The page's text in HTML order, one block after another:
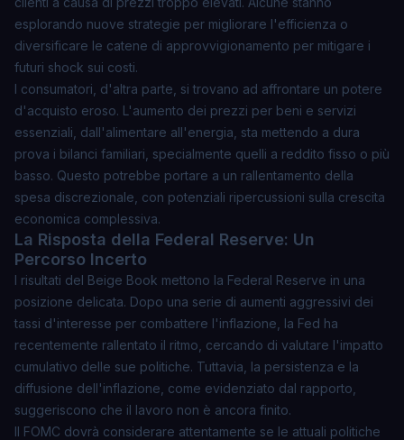
esplorando nuove strategie per migliorare l'efficienza o
diversificare le catene di approvvigionamento per mitigare i
futuri shock sui costi.
I consumatori, d'altra parte, si trovano ad affrontare un potere
d'acquisto eroso. L'aumento dei prezzi per beni e servizi
essenziali, dall'alimentare all'energia, sta mettendo a dura
prova i bilanci familiari, specialmente quelli a reddito fisso o più
basso. Questo potrebbe portare a un rallentamento della
spesa discrezionale, con potenziali ripercussioni sulla crescita
economica complessiva.
La Risposta della Federal Reserve: Un
Percorso Incerto
I risultati del Beige Book mettono la Federal Reserve in una
posizione delicata. Dopo una serie di aumenti aggressivi dei
tassi d'interesse per combattere l'inflazione, la Fed ha
recentemente rallentato il ritmo, cercando di valutare l'impatto
cumulativo delle sue politiche. Tuttavia, la persistenza e la
diffusione dell'inflazione, come evidenziato dal rapporto,
suggeriscono che il lavoro non è ancora finito.
Il FOMC dovrà considerare attentamente se le attuali politiche